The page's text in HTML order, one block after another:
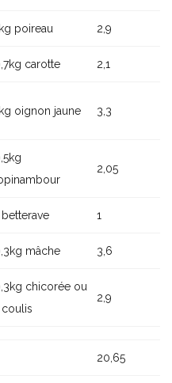
poireau 2,9
carotte 2,1
oignon jaune 3,3
2,05
betterave 1
mâche 3,6
chicorée ou
coulis
2,9
20,65